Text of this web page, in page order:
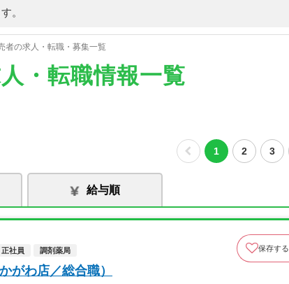
。
者の求人・転職・募集一覧
・転職情報一覧
1 2 3
給与順
正社員 調剤薬局 保存する
がわ店／総合職）